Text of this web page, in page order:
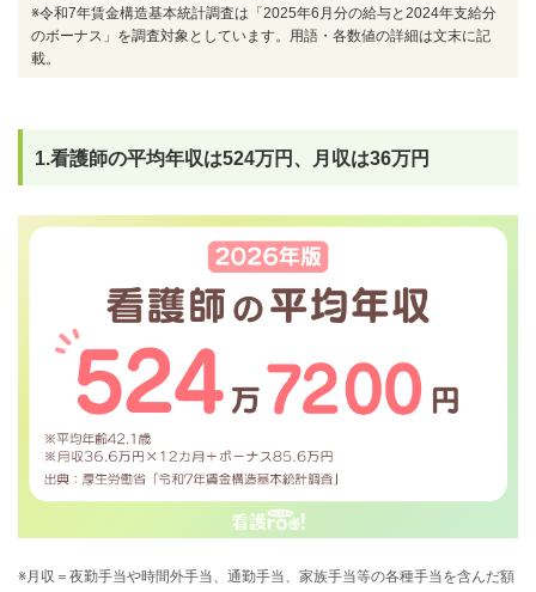
※令和7年賃金構造基本統計調査は「2025年6月分の給与と2024年支給分
のボーナス」を調査対象としています。用語・各数値の詳細は文末に記
載。
1.看護師の平均年収は524万円、月収は36万円
※月収＝夜勤手当や時間外手当、通勤手当、家族手当等の各種手当を含んだ額